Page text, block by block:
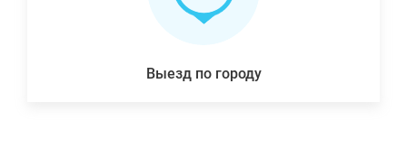
Выезд по городу